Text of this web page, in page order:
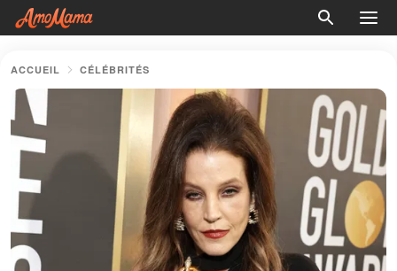
ACCUEIL CÉLÉBRITÉS